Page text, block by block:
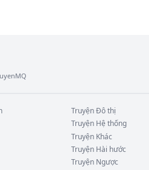
TruyệnĐô thị
Truyện Hệ thống
Truyện Khác
Truyện Hài hước
Truyện Ngược